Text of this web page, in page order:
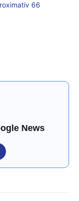
66
News